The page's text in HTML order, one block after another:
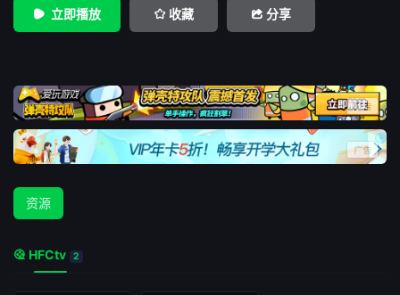
立即播放 收藏 分享
资源
HFCtv 2